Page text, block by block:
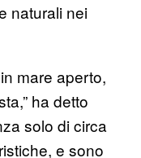
naturali nei
mare aperto,
ha detto
solo di circa
e sono